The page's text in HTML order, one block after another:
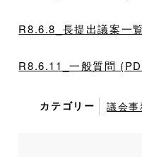
R8.6.8_長提出議案一
R8.6.11_一般質問
カテゴリー 議会事